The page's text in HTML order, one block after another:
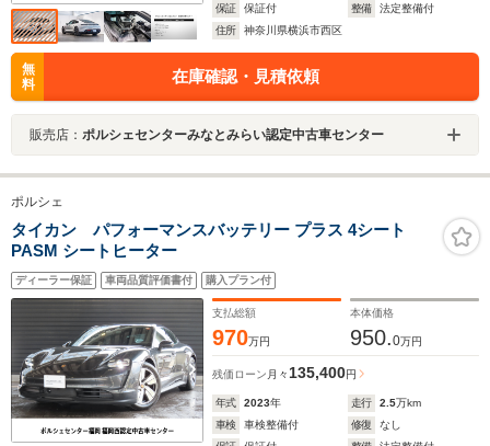
保証
保証付 整備
法定整備付
住所
神奈川県横浜市西区
無
料
在庫確認・見積依頼
販売店： ポルシェセンターみなとみらい認定中古車センター
ポルシェ
タイカン パフォーマンスバッテリー プラス 4シート
PASM シートヒーター
ディーラー保証 車両品質評価書付 購入プラン付
支払総額
970万円
本体価格
950.0万円
残価ローン 月々 135,400円
年式 2023年 走行 2.5万km
車検
車検整備付 修復
なし